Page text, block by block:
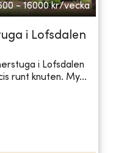
- 16000 kr/vecka
i Lofsdalen
i Lofsdalen
runt knuten. My...